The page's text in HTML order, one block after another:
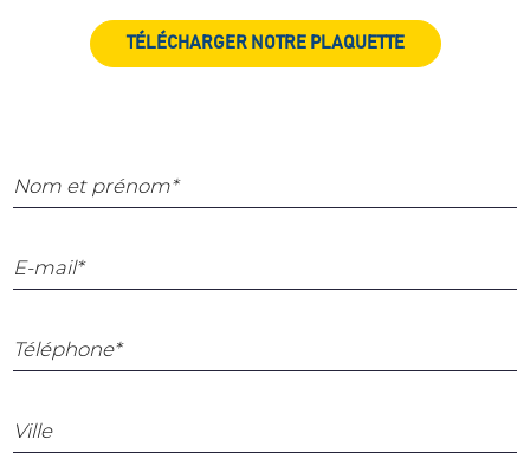
TÉLÉCHARGER NOTRE PLAQUETTE
Nom et prénom*
E-mail*
Téléphone*
Ville